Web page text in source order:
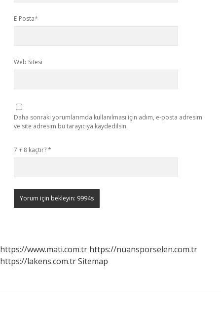
E-Posta*
Web Sitesi
Daha sonraki yorumlarımda kullanılması için adım, e-posta adresim
ve site adresim bu tarayıcıya kaydedilsin.
7 + 8 kaçtır?*
https://www.mati.com.tr https://nuansporselen.com.tr
https://lakens.com.trSitemap